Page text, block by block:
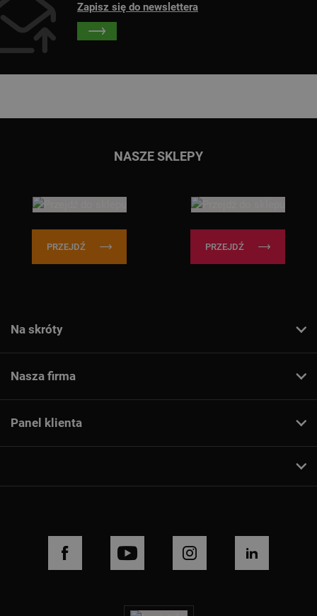
Zapisz się do newslettera
NASZE SKLEPY
PRZEJDŹ PRZEJDŹ
Na skróty
Nasza firma
Panel klienta
FACEBOOK YOUTUBE INSTAGRAM LINKEDIN